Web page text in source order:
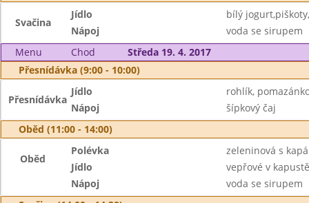
Svačina
Jídlo
bílý
Nápoj
voda se sirupem
Menu
Chod
Středa 19. 4. 2017
Přesnídávka (9:00 - 10:00)
Přesnídávka
Jídlo
rohlík,
Nápoj
šípkový čaj
Oběd (11:00 - 14:00)
Oběd
Polévka
zeleninová s
Jídlo
vepřové v
Nápoj
voda se sirupem